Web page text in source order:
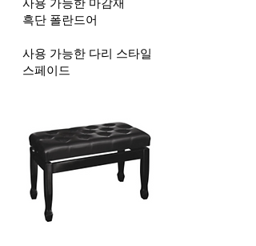
사용 가능한 마감재
흑단 폴란드어
사용 가능한 다리 스타일
스페이드